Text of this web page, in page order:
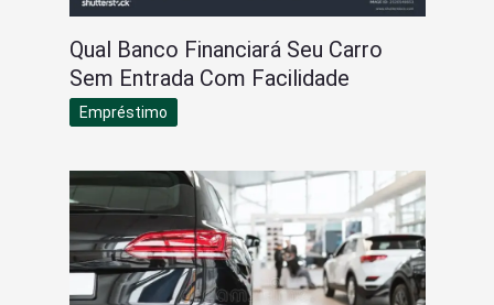
Qual Banco Financiará Seu Carro
Sem Entrada Com Facilidade
Empréstimo